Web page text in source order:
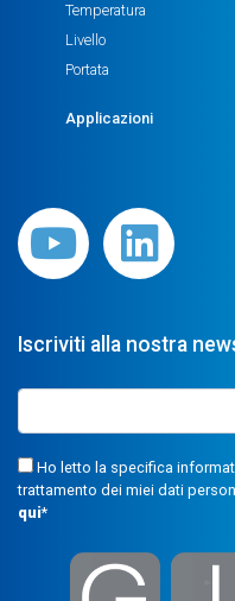
Temperatura
Livello
Portata
Applicazioni
Iscriviti alla nostra
Ho letto la specifica
trattamento dei miei dati
qui*